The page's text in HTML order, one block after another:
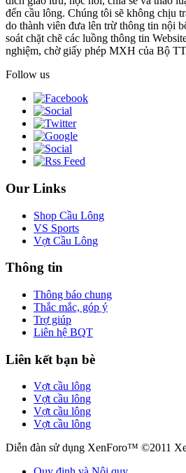
đến cầu lông. Chúng tôi sẽ không chịu
do thành viên đưa lên trừ thông tin nội
soát chặt chẽ các luồng thông tin
nghiệm, chờ giấy phép MXH của Bộ
Follow us
Our Links
Shop Cầu Lông
VS Sports
Vợt Cầu Lông
Thông tin
Thông báo chung
Thắc mắc, góp ý
Trợ giúp
Liên hệ BQT
Liên kết bạn bè
Vợt cầu lông
Vợt cầu lông
Vợt cầu lông
Vợt cầu lông
Diễn đàn sử dụng XenForo™ ©2011